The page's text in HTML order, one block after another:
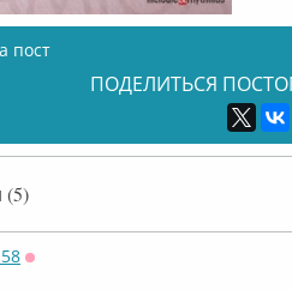
пост
ПОДЕЛИТЬСЯ